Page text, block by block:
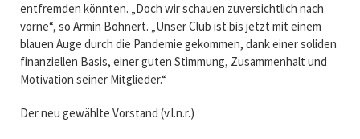
entfremden könnten. „Doch wir schauen zuversichtlich nach
vorne“, so Armin Bohnert. „Unser Club ist bis jetzt mit einem
blauen Auge durch die Pandemie gekommen, dank einer soliden
finanziellen Basis, einer guten Stimmung, Zusammenhalt und
Motivation seiner Mitglieder.“
Der neu gewählte Vorstand (v.l.n.r.)